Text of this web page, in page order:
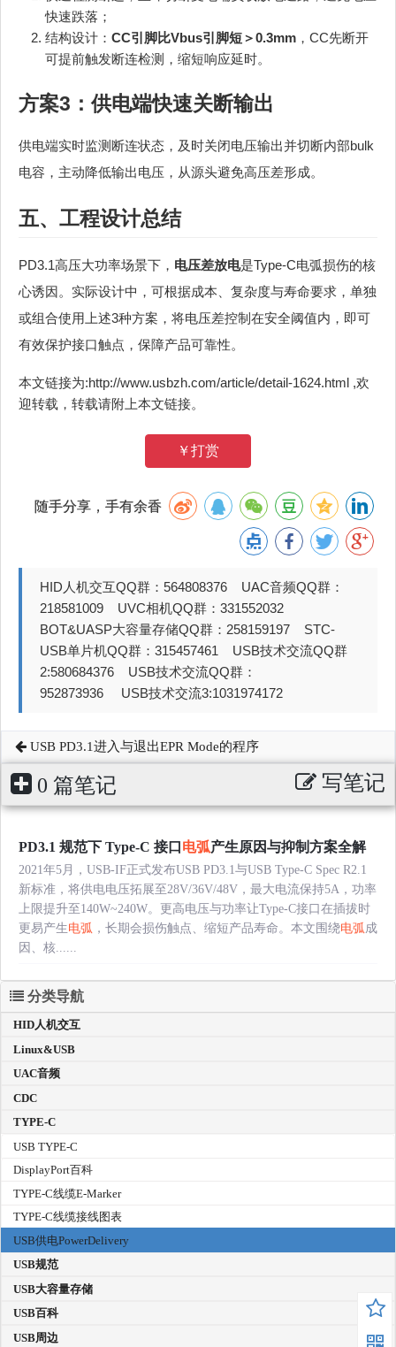
快速跌落；
结构设计： CC引脚比Vbus引脚短＞0.3mm ，CC先断开
可提前触发断连检测，缩短响应延时。
方案3：供电端快速关断输出
供电端实时监测断连状态，及时关闭电压输出并切断内部bulk
电容，主动降低输出电压，从源头避免高压差形成。
五、工程设计总结
PD3.1高压大功率场景下， 电压差放电是Type‑C电弧损伤的核
心诱因。实际设计中，可根据成本、复杂度与寿命要求，单独
或组合使用上述3种方案，将电压差控制在安全阈值内，即可
有效保护接口触点，保障产品可靠性。
本文链接为:http://www.usbzh.com/article/detail-1624.html ,欢
迎转载，转载请附上本文链接。
￥打赏
随手分享，手有余香
HID人机交互QQ群：564808376 UAC音频QQ群：
218581009 UVC相机QQ群：331552032
BOT&UASP大容量存储QQ群：258159197 STC-
USB单片机QQ群：315457461 USB技术交流QQ群
2:580684376 USB技术交流QQ群：
952873936 USB技术交流3:1031974172
USB PD3.1进入与退出EPR Mode的程序
0 篇笔记 写笔记
PD3.1 规范下 Type‑C 接口 电弧产生原因与抑制方案全解
2021年5月，USB‑IF正式发布USB PD3.1与USB Type‑C Spec R2.1
新标准，将供电电压拓展至28V/36V/48V，最大电流保持5A，功率
上限提升至140W~240W。更高电压与功率让Type‑C接口在插拔时
更易产生电弧 ，长期会损伤触点、缩短产品寿命。本文围绕电弧 成
因、核......
分类导航
HID人机交互
Linux&USB
UAC音频
CDC
TYPE-C
USB TYPE-C
DisplayPort百科
TYPE-C线缆E-Marker
TYPE-C线缆接线图表
USB供电PowerDelivery
USB规范
USB大容量存储
USB百科
USB周边